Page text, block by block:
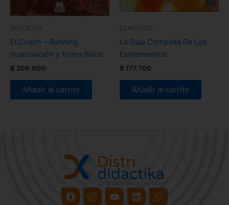
DEPORTES
El Coach – Running,
musculación y forma física
$ 209.900
Añadir al carrito
DEPORTES
La Guía Completa De Los
Estiramientos
$ 177.700
Añadir al carrito
FacebookInstagram
YoutubeLinkedinWhatsapp